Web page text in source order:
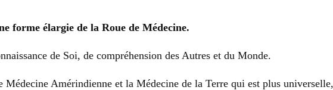
forme élargie de la Roue de Médecine.
de Soi, de compréhension des Autres et du Monde.
Médecine Amérindienne et la Médecine de la Terre qui est plus